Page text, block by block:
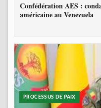
Confédération AES :
américaine au Venezuela
PROCESSUS DE PAIX